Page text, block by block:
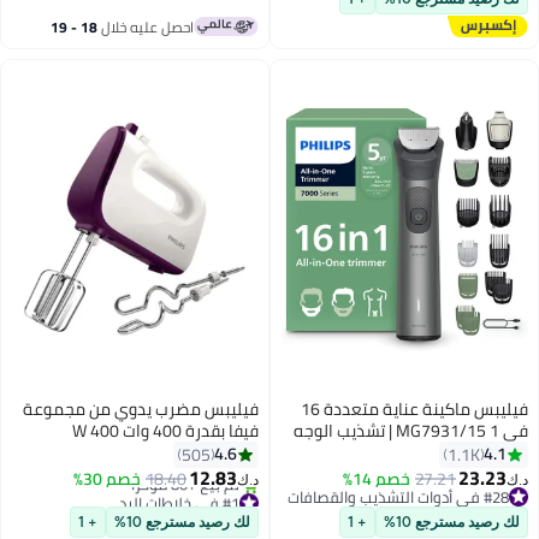
#3 في أدوات التشذيب والقصافات
احصل عليه خلال 18 - 19
فيليبس ماكينة عناية متعددة 16
في 1 MG7931/15 | تشذيب الوجه
والشعر والجسم | مشط دقيق فاخر
وأداة للجسم | 120 دقيقة لاسلكيًا |
مقاومة للماء | شحن USB-A | حقيبة
4.1
1.1K
د.ك‏23.23
27.21خصم 14%
#28 في أدوات التشذيب والقصافات
#28 في أدوات التشذيب والقصافات
لك رصيد مسترجع 10% + 1
فيليبس مضرب يدوي من مجموعة
فيفا بقدرة 400 وات 400 W
HR3740/11 أبيض/أرجواني/فضي
4.6
505
د.ك‏12.83
18.40خصم 30%
#1 في خلاطات اليد
باقي 4 وحدات في المخزون
لك رصيد مسترجع 10% + 1